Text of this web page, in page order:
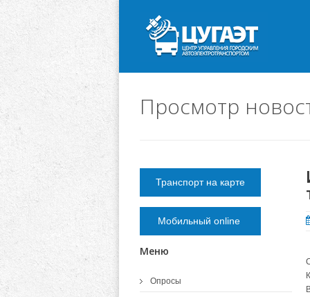
Просмотр
Транспорт на карте
Мобильный online
Меню
Опросы